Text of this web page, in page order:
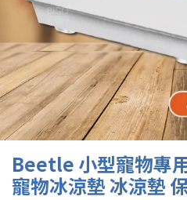
Beetle 小型寵物專
寵物冰涼墊 冰涼墊